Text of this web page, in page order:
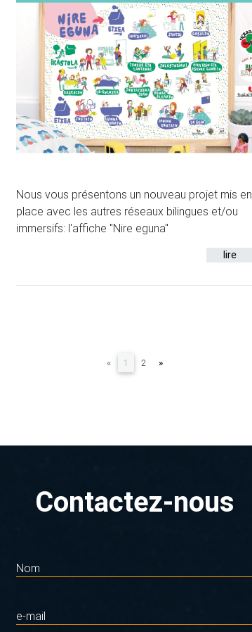
Nous vous présentons un nouveau projet mis en
place avec les autres réseaux bilingues et/ou
immersifs: l'affiche "Nire eguna"
lire
« 1 (current)
2 »
Contactez-nous
Nom
e-mail